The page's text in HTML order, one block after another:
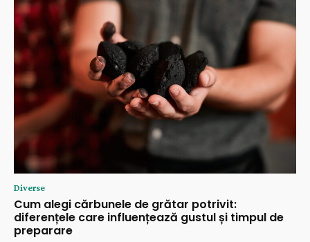
Diverse
Cum alegi cărbunele de grătar potrivit:
diferențele care influențează gustul și timpul de
preparare